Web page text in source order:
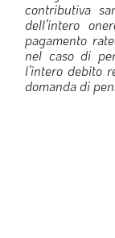
contributiva
dell’intero
pagamento
nel caso di
l’intero debito
domanda di